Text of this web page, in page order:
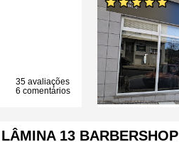
35 avaliações
6 comentários
LÂMINA 13 BARBERSHOP